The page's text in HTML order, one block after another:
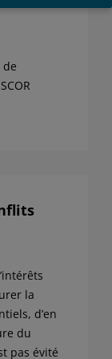
la
d’en
du
pas évité
compte du
investi
que le
SE –
sont la
SE et
modifiées,